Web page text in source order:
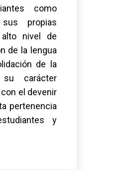
como
propias
nivel de
de la lengua
de la
su carácter
el devenir
pertenencia
y